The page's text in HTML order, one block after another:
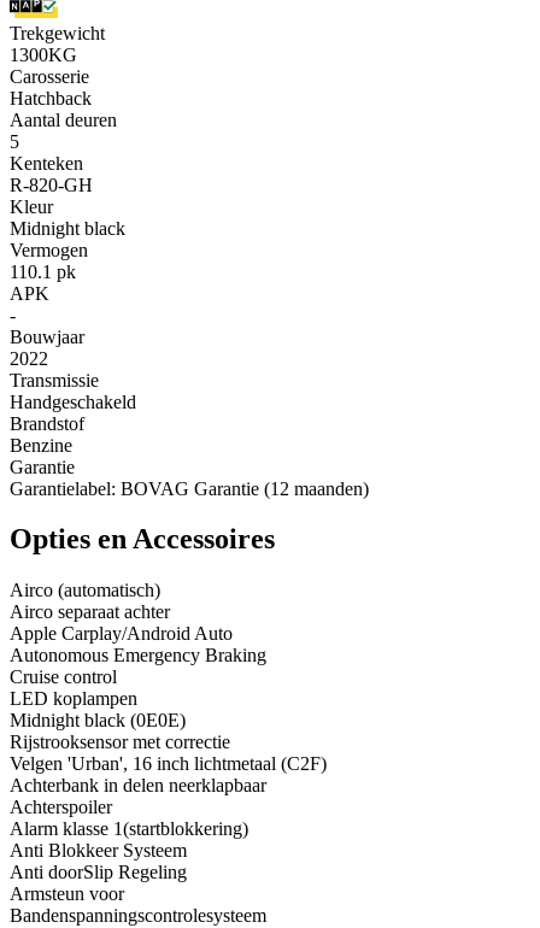
Trekgewicht
1300KG
Carosserie
Hatchback
Aantal deuren
5
Kenteken
R-820-GH
Kleur
Midnight black
Vermogen
110.1 pk
APK
-
Bouwjaar
2022
Transmissie
Handgeschakeld
Brandstof
Benzine
Garantie
Garantielabel: BOVAG Garantie (12 maanden)
Opties en Accessoires
Airco (automatisch)
Airco separaat achter
Apple Carplay/Android Auto
Autonomous Emergency Braking
Cruise control
LED koplampen
Midnight black (0E0E)
Rijstrooksensor met correctie
Velgen 'Urban', 16 inch lichtmetaal (C2F)
Achterbank in delen neerklapbaar
Achterspoiler
Alarm klasse 1(startblokkering)
Anti Blokkeer Systeem
Anti doorSlip Regeling
Armsteun voor
Bandenspanningscontrolesysteem